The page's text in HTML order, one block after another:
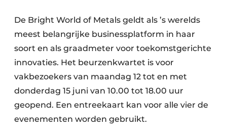
De Bright World of Metals geldt als ’s werelds
meest belangrijke businessplatform in haar
soort en als graadmeter voor toekomstgerichte
innovaties. Het beurzenkwartet is voor
vakbezoekers van maandag 12 tot en met
donderdag 15 juni van 10.00 tot 18.00 uur
geopend. Een entreekaart kan voor alle vier de
evenementen worden gebruikt.